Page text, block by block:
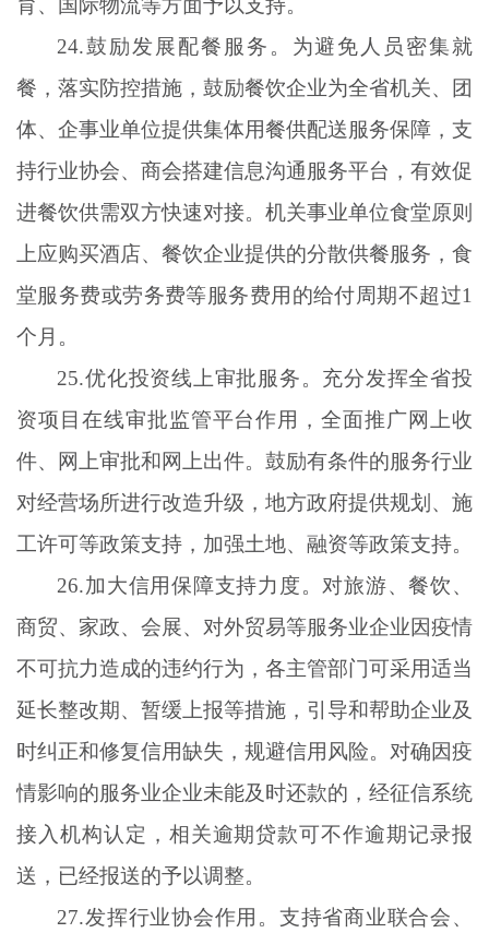
育、国际物流等方面予以支持。
24.鼓励发展配餐服务。为避免人员密集就
餐，落实防控措施，鼓励餐饮企业为全省机关、团
体、企事业单位提供集体用餐供配送服务保障，支
持行业协会、商会搭建信息沟通服务平台，有效促
进餐饮供需双方快速对接。机关事业单位食堂原则
上应购买酒店、餐饮企业提供的分散供餐服务，食
堂服务费或劳务费等服务费用的给付周期不超过1
个月。
25.优化投资线上审批服务。充分发挥全省投
资项目在线审批监管平台作用，全面推广网上收
件、网上审批和网上出件。鼓励有条件的服务行业
对经营场所进行改造升级，地方政府提供规划、施
工许可等政策支持，加强土地、融资等政策支持。
26.加大信用保障支持力度。对旅游、餐饮、
商贸、家政、会展、对外贸易等服务业企业因疫情
不可抗力造成的违约行为，各主管部门可采用适当
延长整改期、暂缓上报等措施，引导和帮助企业及
时纠正和修复信用缺失，规避信用风险。对确因疫
情影响的服务业企业未能及时还款的，经征信系统
接入机构认定，相关逾期贷款可不作逾期记录报
送，已经报送的予以调整。
27.发挥行业协会作用。支持省商业联合会、